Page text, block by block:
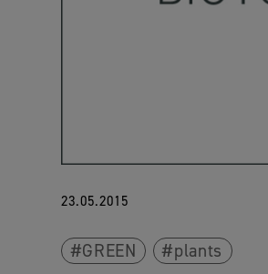
23.05.2015
GREEN plants